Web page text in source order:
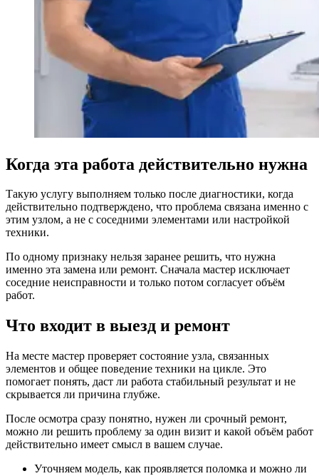
Когда эта работа действительно нужна
Такую услугу выполняем только после диагностики, когда
действительно подтверждено, что проблема связана именно с
этим узлом, а не с соседними элементами или настройкой
техники.
По одному признаку нельзя заранее решить, что нужна
именно эта замена или ремонт. Сначала мастер исключает
соседние неисправности и только потом согласует объём
работ.
Что входит в выезд и ремонт
На месте мастер проверяет состояние узла, связанных
элементов и общее поведение техники на цикле. Это
помогает понять, даст ли работа стабильный результат и не
скрывается ли причина глубже.
После осмотра сразу понятно, нужен ли срочный ремонт,
можно ли решить проблему за один визит и какой объём работ
действительно имеет смысл в вашем случае.
Уточняем модель, как проявляется поломка и можно ли